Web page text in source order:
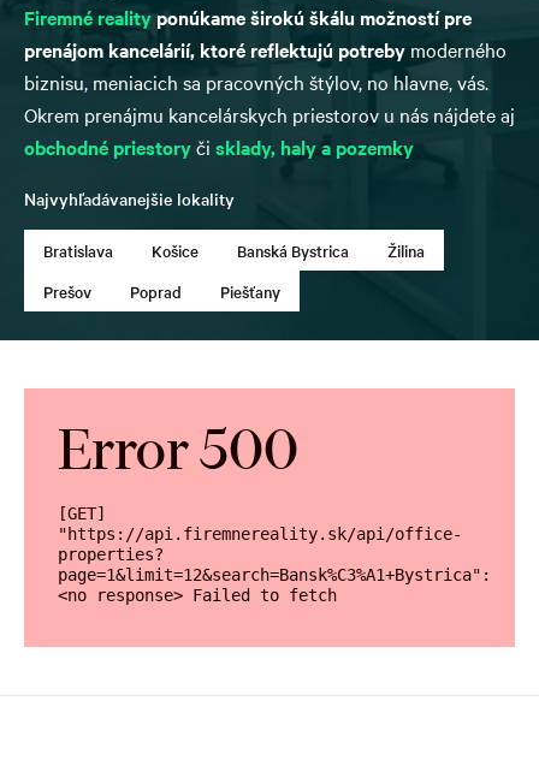
Firemné realityponúkame širokú škálu možností pre
prenájom kancelárií, ktoré reflektujú potreby moderného
biznisu, meniacich sa pracovných štýlov, no hlavne, vás.
Okrem prenájmu kancelárskych priestorov u nás nájdete aj
obchodné priestoryči sklady, haly a pozemky
Najvyhľadávanejšie lokality
Bratislava Košice Banská Bystrica
Žilina
Prešov
Poprad Piešťany
Error 500
[GET]
"https://api.firemnereality.sk/api/office-
properties?
page=1&limit=12&search=Bansk%C3%A1+Bystrica":
<no response> Failed to fetch